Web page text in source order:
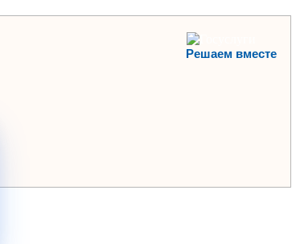
Решаем вместе